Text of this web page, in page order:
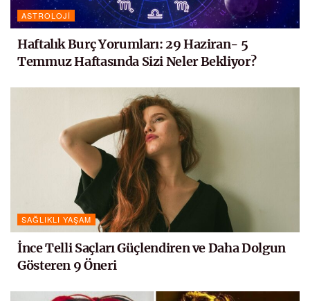
ASTROLOJI
Haftalık Burç Yorumları: 29 Haziran- 5
Temmuz Haftasında Sizi Neler Bekliyor?
SAĞLIKLI YAŞAM
İnce Telli Saçları Güçlendiren ve Daha Dolgun
Gösteren 9 Öneri